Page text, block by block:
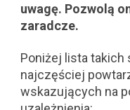
uwagę. Pozwolą
zaradcze.
Poniżej lista takich
najczęściej
wskazujących na